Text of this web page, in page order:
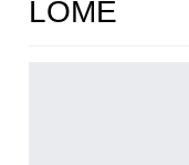
LOMÉ